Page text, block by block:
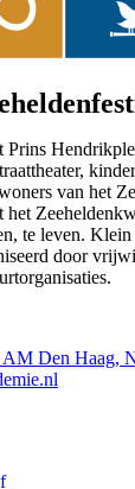
Prins
van het
te leven. Klein
door
Den Haag,